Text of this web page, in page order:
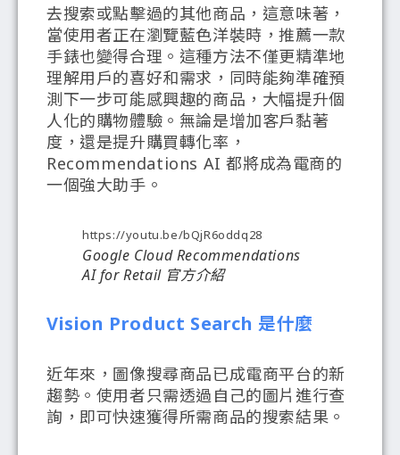
去搜索或點擊過的其他商品，這意味著，
當使用者正在瀏覽藍色洋裝時，推薦一款
手錶也變得合理。這種方法不僅更精準地
理解用戶的喜好和需求，同時能夠準確預
測下一步可能感興趣的商品，大幅提升個
人化的購物體驗。無論是增加客戶黏著
度，還是提升購買轉化率，
Recommendations AI 都將成為電商的
一個強大助手。
https://youtu.be/bQjR6oddq28
Google Cloud Recommendations
AI for Retail 官方介紹
Vision Product Search 是什麼
近年來，圖像搜尋商品已成電商平台的新
趨勢。使用者只需透過自己的圖片進行查
詢，即可快速獲得所需商品的搜索結果。